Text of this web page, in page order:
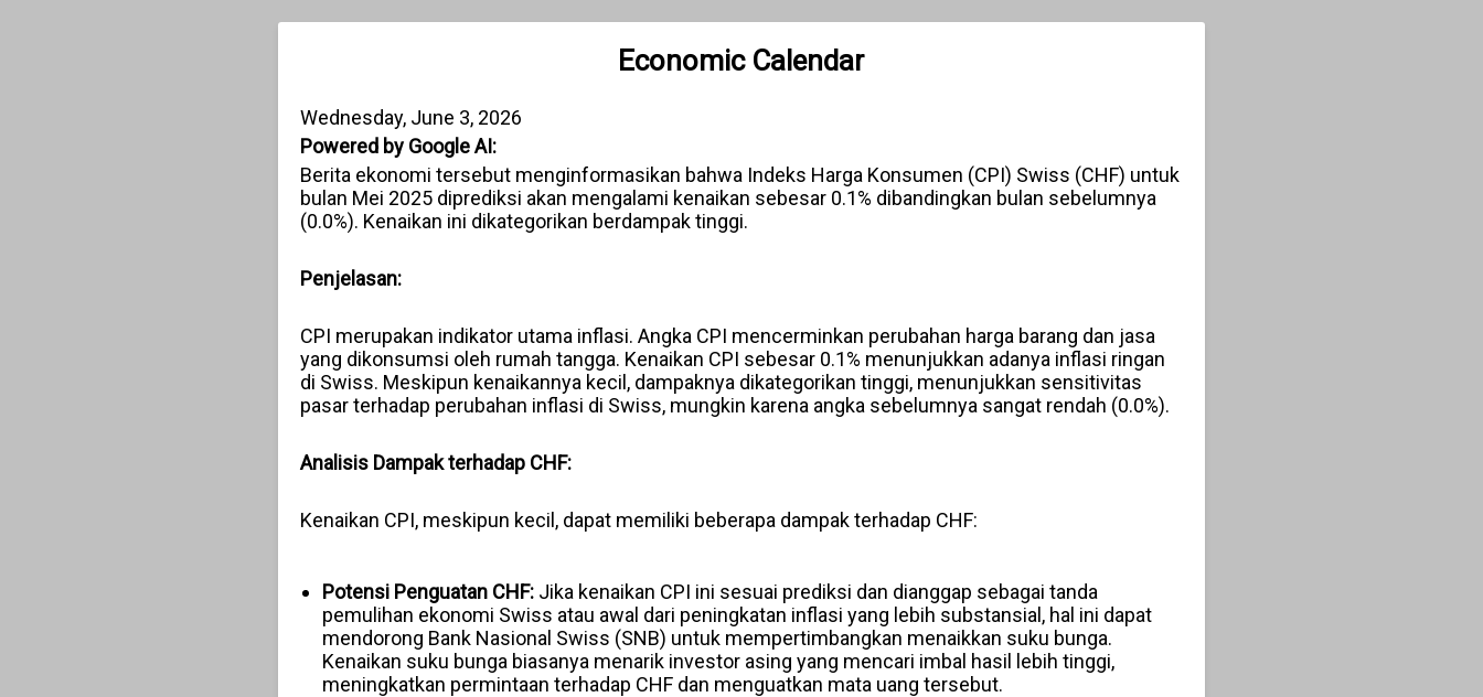
Economic Calendar
Wednesday, June 3, 2026
Powered by Google AI:
Berita ekonomi tersebut menginformasikan bahwa Indeks Harga Konsumen (CPI) Swiss (CHF) untuk
bulan Mei 2025 diprediksi akan mengalami kenaikan sebesar 0.1% dibandingkan bulan sebelumnya
(0.0%). Kenaikan ini dikategorikan berdampak tinggi.
Penjelasan:
CPI merupakan indikator utama inflasi. Angka CPI mencerminkan perubahan harga barang dan jasa
yang dikonsumsi oleh rumah tangga. Kenaikan CPI sebesar 0.1% menunjukkan adanya inflasi ringan
di Swiss. Meskipun kenaikannya kecil, dampaknya dikategorikan tinggi, menunjukkan sensitivitas
pasar terhadap perubahan inflasi di Swiss, mungkin karena angka sebelumnya sangat rendah (0.0%).
Analisis Dampak terhadap CHF:
Kenaikan CPI, meskipun kecil, dapat memiliki beberapa dampak terhadap CHF:
Potensi Penguatan CHF:Jika kenaikan CPI ini sesuai prediksi dan dianggap sebagai tanda
pemulihan ekonomi Swiss atau awal dari peningkatan inflasi yang lebih substansial, hal ini dapat
mendorong Bank Nasional Swiss (SNB) untuk mempertimbangkan menaikkan suku bunga.
Kenaikan suku bunga biasanya menarik investor asing yang mencari imbal hasil lebih tinggi,
meningkatkan permintaan terhadap CHF dan menguatkan mata uang tersebut.